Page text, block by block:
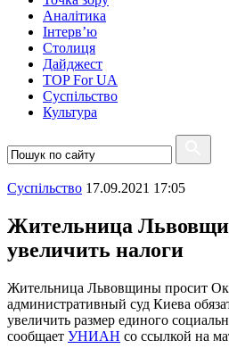
Аналітика
Інтерв’ю
Столиця
Дайджест
TOP For UA
Суспiльство
Культура
Суспiльство 17.09.2021 17:05
Жительница
увеличить налоги
Жительница Львовщины просит
административный суд Киева
увеличить размер единого
сообщает УНИАН со ссылкой на